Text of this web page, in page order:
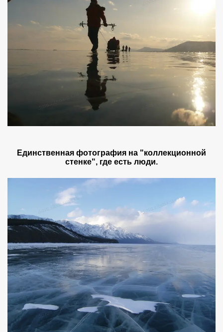
Единственная фотография на "коллекционной
стенке", где есть люди.